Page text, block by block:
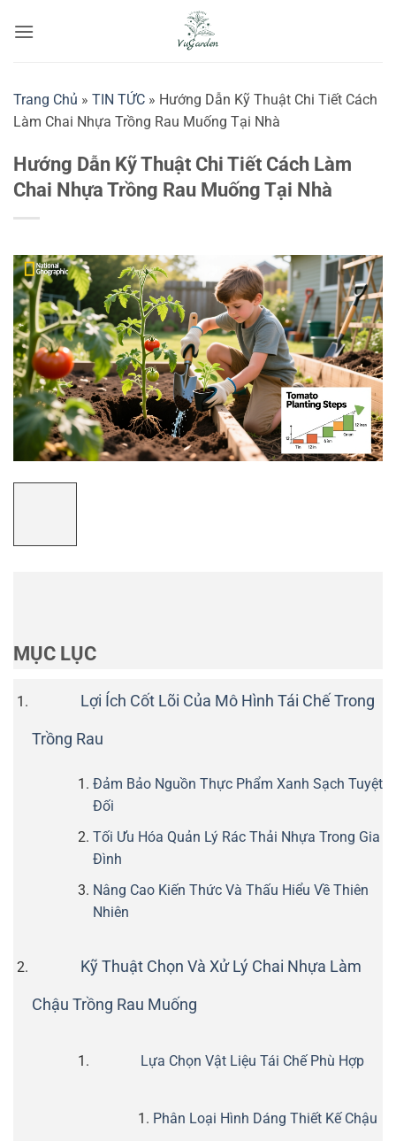
qua
Trang Chủ » TIN TỨC » Hướng Dẫn Kỹ Thuật Chi Tiết Cách
Làm Chai Nhựa Trồng Rau Muống Tại Nhà
Hướng Dẫn Kỹ Thuật Chi Tiết Cách Làm
Chai Nhựa Trồng Rau Muống Tại Nhà
MỤC LỤC
Lợi Ích Cốt Lõi Của Mô Hình Tái Chế Trong
Trồng Rau
Đảm Bảo Nguồn Thực Phẩm Xanh Sạch Tuyệt
Đối
Tối Ưu Hóa Quản Lý Rác Thải Nhựa Trong Gia
Đình
Nâng Cao Kiến Thức Và Thấu Hiểu Về Thiên
Nhiên
Kỹ Thuật Chọn Và Xử Lý Chai Nhựa Làm
Chậu Trồng Rau Muống
Lựa Chọn Vật Liệu Tái Chế Phù Hợp
Phân Loại Hình Dáng Thiết Kế Chậu